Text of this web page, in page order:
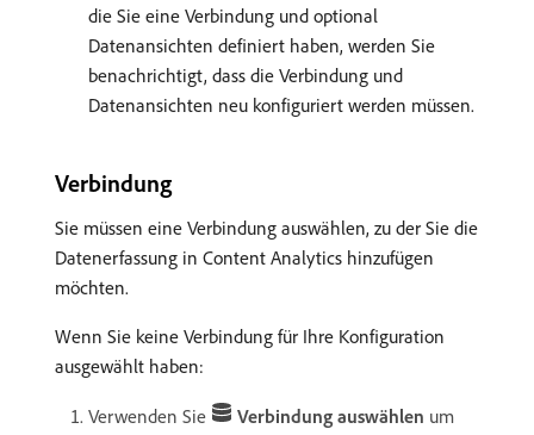
die Sie eine Verbindung und optional
Datenansichten definiert haben, werden Sie
benachrichtigt, dass die Verbindung und
Datenansichten neu konfiguriert werden müssen.
Verbindung
Sie müssen eine Verbindung auswählen, zu der Sie die
Datenerfassung in Content Analytics hinzufügen
möchten.
Wenn Sie keine Verbindung für Ihre Konfiguration
ausgewählt haben:
Verwenden Sie Verbindung auswählen um